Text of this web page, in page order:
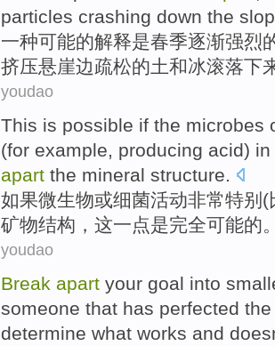
particles crashing down the
一种可能的解释是春季逐渐强烈
挤压悬崖边疏松的土和冰滚落下
youdao
This is possible if the microbes
(for example, producing acid) in
apart the mineral structure.
如果微生物或细菌活动非常特别 (
矿物结构 ， 这一点是完全可能的
youdao
Break apart your goal into
someone that has perfected the
determine what works and